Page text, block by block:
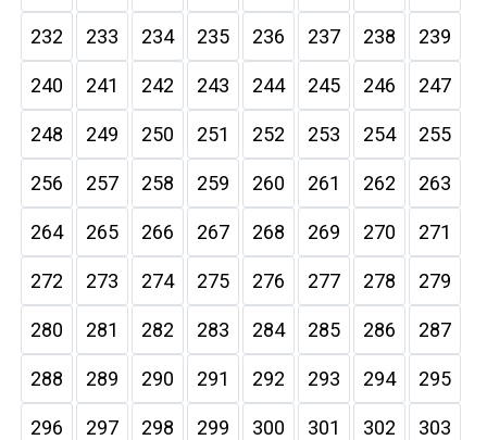
232 233 234 235 236 237 238 239
240 241 242 243 244 245 246 247
248 249 250 251 252 253 254 255
256 257 258 259 260 261 262 263
264 265 266 267 268 269 270 271
272 273 274 275 276 277 278 279
280 281 282 283 284 285 286 287
288 289 290 291 292 293 294 295
296 297 298 299 300 301 302 303